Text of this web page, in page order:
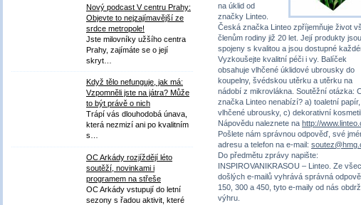
Nový podcast V centru Prahy:
Objevte to nejzajímavější ze
srdce metropole!
Jste milovníky užšího centra
Prahy, zajímáte se o její
skryt…
Když tělo nefunguje, jak má:
Vzpomněli jste na játra? Může
to být právě o nich
Trápí vás dlouhodobá únava,
která nezmizí ani po kvalitním
s…
OC Arkády rozjíždějí léto
soutěží, novinkami i
programem na střeše
OC Arkády vstupují do letní
sezony s řadou aktivit, které
na úklid od
značky Linteo.
Česká značka Linteo zpříjemňuje život
členům rodiny již 20 let. Její produkty jsou
spojeny s kvalitou a jsou dostupné
Vyzkoušejte kvalitní péči i vy. Balíček
obsahuje vlhčené úklidové ubrousky do
koupelny, švédskou utěrku a utěrku na
nádobí z mikrovlákna. Soutěžní otázka:
značka Linteo nenabízí? a) toaletní
vlhčené ubrousky, c) dekorativní
Nápovědu naleznete na http://
Pošlete nám správnou odpověď, své
adresu a telefon na e-mail:
Do předmětu zprávy napište:
INSPIROVANIKRASOU – Linteo. Ze
došlých e-mailů vyhrává správná
150, 300 a 450, tyto e-maily od nás
výhru.